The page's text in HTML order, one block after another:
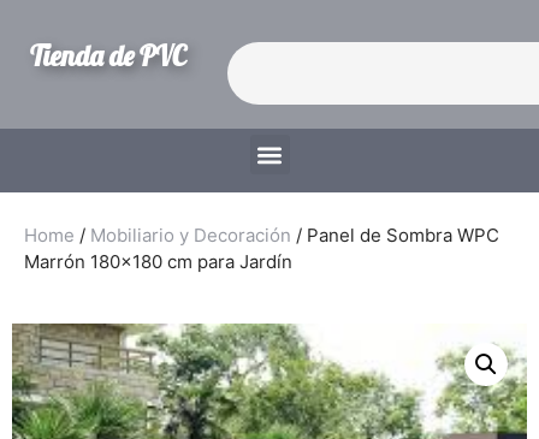
Tienda de PVC
Home / Mobiliario y Decoración / Panel de Sombra WPC
Marrón 180×180 cm para Jardín